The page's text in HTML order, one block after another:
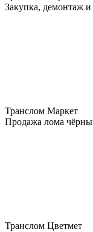
Закупка, демонтаж и
Транслом Маркет
Продажа лома
Транслом Цветмет